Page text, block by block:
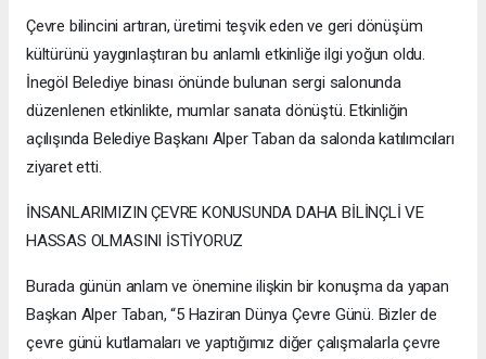
Çevre bilincini artıran, üretimi teşvik eden ve geri dönüşüm
kültürünü yaygınlaştıran bu anlamlı etkinliğe ilgi yoğun oldu.
İnegöl Belediye binası önünde bulunan sergi salonunda
düzenlenen etkinlikte, mumlar sanata dönüştü. Etkinliğin
açılışında Belediye Başkanı Alper Taban da salonda katılımcıları
ziyaret etti.
İNSANLARIMIZIN ÇEVRE KONUSUNDA DAHA BİLİNÇLİ VE
HASSAS OLMASINI İSTİYORUZ
Burada günün anlam ve önemine ilişkin bir konuşma da yapan
Başkan Alper Taban, “5 Haziran Dünya Çevre Günü. Bizler de
çevre günü kutlamaları ve yaptığımız diğer çalışmalarla çevre